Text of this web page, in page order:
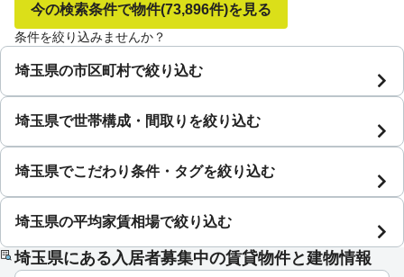
今の検索条件で物件(73,896件)を見る
条件を絞り込みませんか？
埼玉県の市区町村で絞り込む
埼玉県で世帯構成・間取りを絞り込む
埼玉県でこだわり条件・タグを絞り込む
埼玉県の平均家賃相場で絞り込む
埼玉県にある入居者募集中の賃貸物件と建物情報